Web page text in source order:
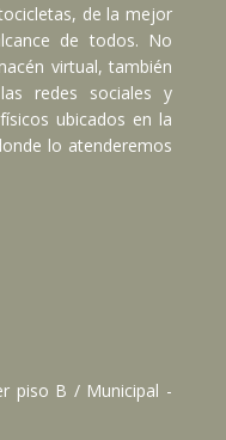
de la mejor
de todos. No
virtual, también
redes sociales y
ubicados en la
lo atenderemos
piso B / Municipal -